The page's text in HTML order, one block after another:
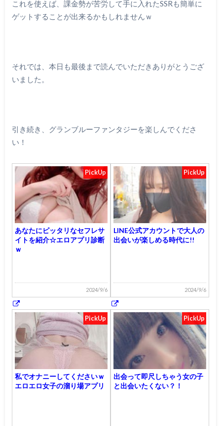
これを使えば、課金勢が苦労して手に入れたSSRも簡単に
ゲットすることが出来るかもしれませんｗ
それでは、本日も最後まで読んでいただきありがとうござ
いました。
引き続き、グランブルーファンタジーを楽しんでくださ
い！
PickUp
あなたにピッタリなセフレサ
イトを紹介☆エロアプリ診断
ｗ
2024/9/6
PickUp
LINE公式アカウントで大人の
出会いが楽しめる時代に!!
2024/9/6
PickUp
私でオナニーしてくださいｗ
エロエロ女子の溜り場アプリ
PickUp
出会って即尺しちゃう女の子
と出会いたくない？！